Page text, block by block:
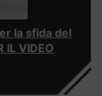
la sfida del
IL VIDEO